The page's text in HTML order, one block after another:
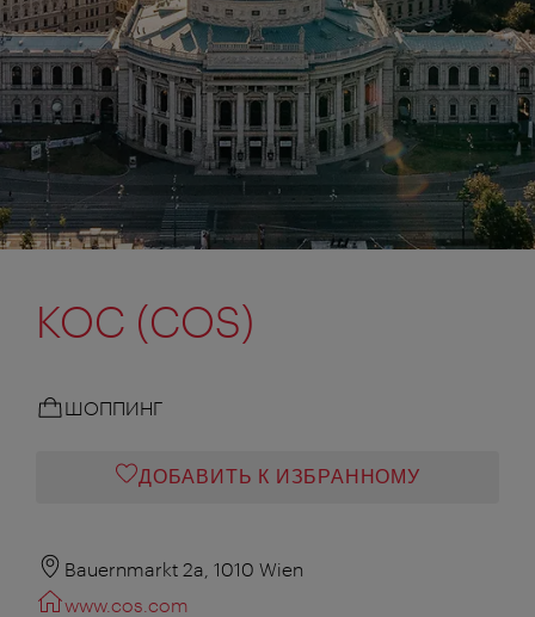
КОС (COS)
ШОППИНГ
ДОБАВИТЬ К ИЗБРАННОМУ
Bauernmarkt 2a, 1010 Wien
www.cos.com